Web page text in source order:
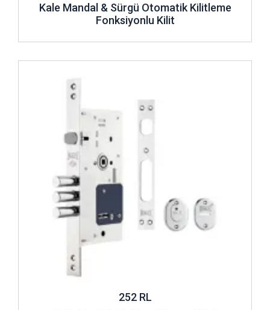
Kale Mandal & Sürgü Otomatik Kilitleme
Fonksiyonlu Kilit
252 RL